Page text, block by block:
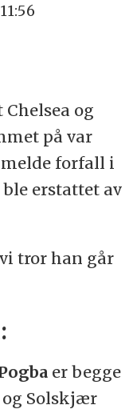
Chelsea og
på var
forfall i
erstattet av
tror han går
er begge
og Solskjær